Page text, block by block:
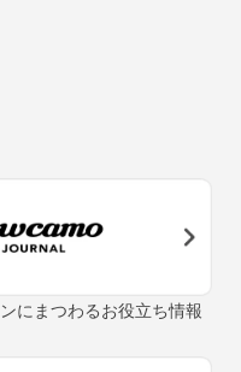
にまつわるお役立ち情報